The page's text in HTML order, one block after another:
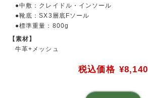
●中敷：クレイドル・インソール
●靴底：SX3層底Fソール
●標準重量：800g
【素材】
牛革+メッシュ
税込価格 ¥8,140